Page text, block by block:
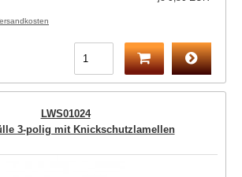
LWS01024
3-polig mit Knickschutzlamellen